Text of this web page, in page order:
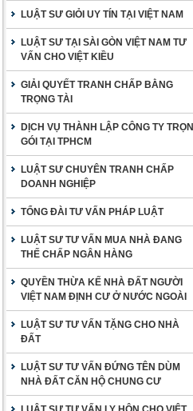
LUẬT SƯ GIỎI UY TÍN TẠI VIỆT NAM
LUẬT SƯ TẠI SÀI GÒN VIỆT NAM TƯ
VẤN CHO VIỆT KIỀU
GIẢI QUYẾT TRANH CHẤP BẰNG
TRỌNG TÀI
DỊCH VỤ THÀNH LẬP CÔNG TY TRỌN
GÓI TẠI TPHCM
LUẬT SƯ CHUYÊN TRANH CHẤP
DOANH NGHIỆP
TỔNG ĐÀI TƯ VẤN PHÁP LUẬT
LUẬT SƯ TƯ VẤN MUA NHÀ ĐANG
THẾ CHẤP NGÂN HÀNG
QUYỀN THỪA KẾ NHÀ ĐẤT NGƯỜI
VIỆT NAM ĐỊNH CƯ Ở NƯỚC NGOÀI
LUẬT SƯ TƯ VẤN TẶNG CHO NHÀ
ĐẤT
LUẬT SƯ TƯ VẤN ĐỨNG TÊN DÙM
NHÀ ĐẤT CĂN HỘ CHUNG CƯ